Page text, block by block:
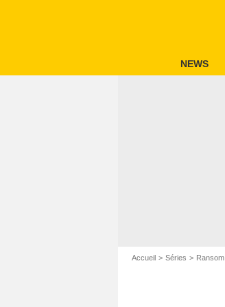
NEWS
Accueil Séries Ransom